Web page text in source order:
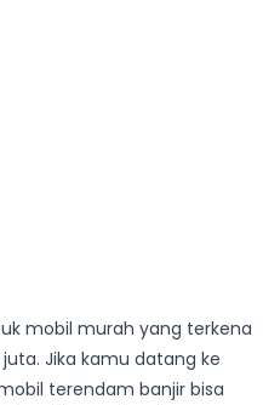
mobil murah yang terkena
Jika kamu datang ke
terendam banjir bisa